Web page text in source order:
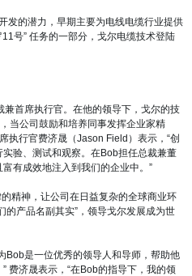
发的潜力，早期主要为电线电缆行业提供
号” 任务的一部分，戈尔电缆技术登陆
首席执行官。在他的领导下，戈尔的技
当公司鼓励和培养同事发挥企业家精
执行官费济晟（Jason Field）表示，“创
验、测试和观察。在Bob担任总裁兼董
有成效地注入到我们的企业中。”
精神，让公司在日益复杂的全球商业环
的产品名副其实”，领导戈尔发展成为世
Bob是一位优秀的领导人和导师，帮助他
费济晟表示，“在Bob的指导下，我的领